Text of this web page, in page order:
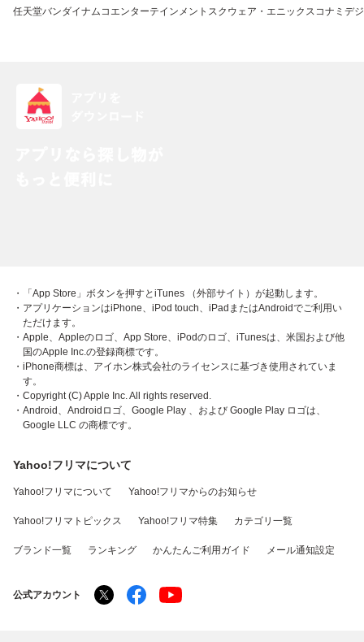
任天堂バンダイナムコエンターテインメント スクウェア・エニックスコナミデ
・「App Store」ボタンを押すとiTunes （外部サイト）が起動します。
・アプリケーションはiPhone、iPod touch、iPadまたはAndroidでご利用い
ただけます。
・Apple、Appleのロゴ、App Store、iPodのロゴ、iTunesは、米国および他
国のApple Inc.の登録商標です。
・iPhone商標は、アイホン株式会社のライセンスに基づき使用されていま
す。
・Copyright (C) Apple Inc. All rights reserved.
・Android、Androidロゴ、Google Play 、および Google Play ロゴは、
Google LLC の商標です。
Yahoo!フリマについて
Yahoo!フリマについて Yahoo!フリマからのお知らせ
Yahoo!フリマトピックス Yahoo!フリマ特集 カテゴリ一覧
ブランド一覧 ランキング かんたんご利用ガイド メール通知設定
公式アカウント